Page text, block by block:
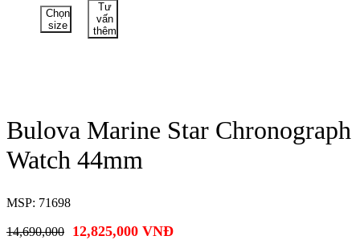
Chọn
size
Tư
vấn
thêm
Bulova Marine Star Chronograph
Watch 44mm
MSP: 71698
14,690,000 12,825,000 VNĐ